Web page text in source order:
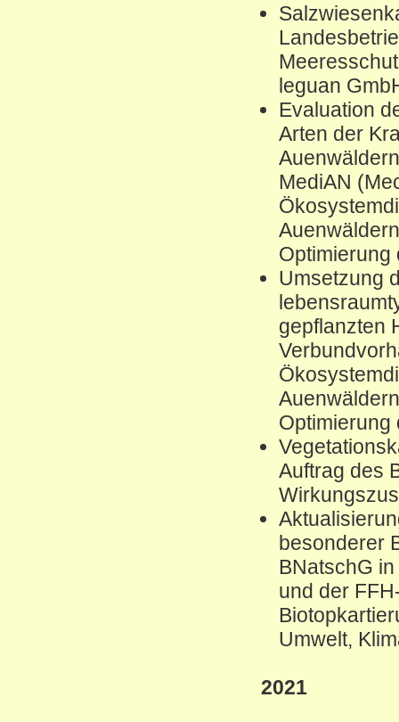
leguan
Evaluation
Arten der
MediAN
Optimierung
Umsetzung
gepflanzten
Optimierung
Auftrag des
besonderer
BNatschG
und der
Umwelt,
2021